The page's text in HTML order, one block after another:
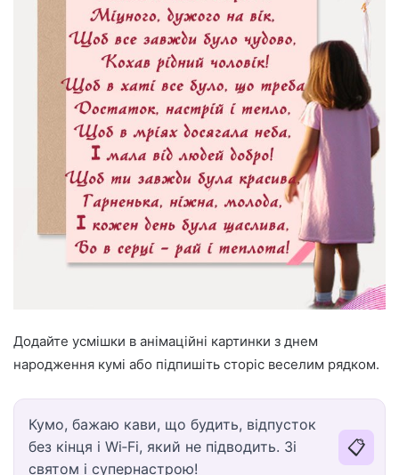
Додайте усмішки в анімаційні картинки з днем
народження кумі або підпишіть сторіс веселим рядком.
Кумо, бажаю кави, що будить, відпусток
без кінця і Wi‑Fi, який не підводить. Зі
святом і супернастрою!
📋